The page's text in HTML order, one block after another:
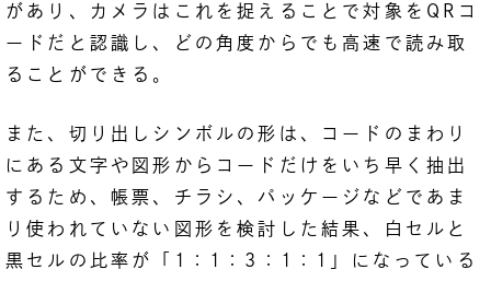
があり、カメラはこれを捉えることで対象をQRコ
ードだと認識し、どの角度からでも高速で読み取
ることができる。
また、切り出しシンボルの形は、コードのまわり
にある文字や図形からコードだけをいち早く抽出
するため、帳票、チラシ、パッケージなどであま
り使われていない図形を検討した結果、白セルと
黒セルの比率が「1：1：3：1：1」になっている